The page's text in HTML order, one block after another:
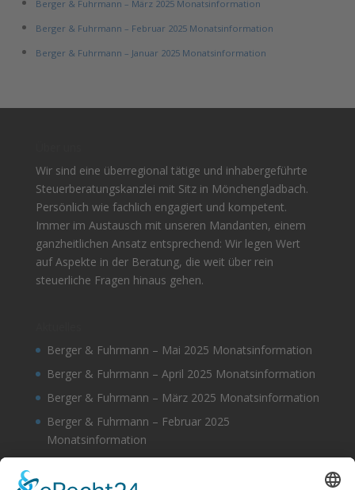
Berger & Fuhrmann – März 2025 Monatsinformation
Berger & Fuhrmann – Februar 2025 Monatsinformation
Berger & Fuhrmann – Januar 2025 Monatsinformation
Wir sind eine überregional tätige und inhabergeführte
Steuerberatungskanzlei mit Sitz in Mönchengladbach.
Persönlich wie fachlich engagiert und kompetent.
Immer im Austausch mit unseren Mandanten, einem
ganzheitlichen Ansatz entsprechend: Wir legen Wert
auf Aspekte in der Beratung, die weit über rein
steuerliche Fragen hinaus gehen.
Berger & Fuhrmann – Mai 2025 Monatsinformation
Berger & Fuhrmann – April 2025 Monatsinformation
Berger & Fuhrmann – März 2025 Monatsinformation
Berger & Fuhrmann – Februar 2025
Monatsinformation
Monatsinformation